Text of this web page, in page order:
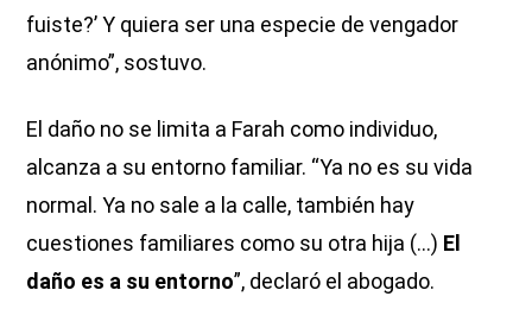
fuiste?’ Y quiera ser una especie de vengador
anónimo”, sostuvo.
El daño no se limita a Farah como individuo,
alcanza a su entorno familiar. “Ya no es su vida
normal. Ya no sale a la calle, también hay
cuestiones familiares como su otra hija (…) El
daño es a su entorno”, declaró el abogado.